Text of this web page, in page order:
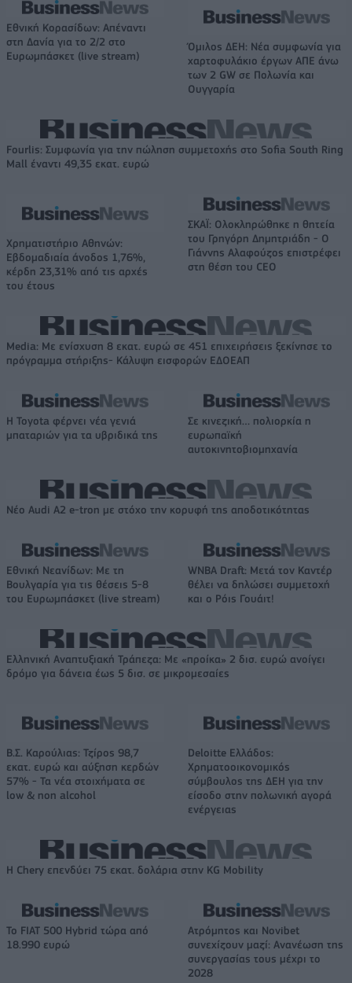
Εθνική Κορασίδων: Απέναντι
στη Δανία για το 2/2 στο
Ευρωμπάσκετ (live stream)
Όμιλος ΔΕΗ: Νέα συμφωνία για
χαρτοφυλάκιο έργων ΑΠΕ άνω
των 2 GW σε Πολωνία και
Ουγγαρία
Fourlis: Συμφωνία για την πώληση συμμετοχής στο Sofia South Ring
Mall έναντι 49,35 εκατ. ευρώ
Χρηματιστήριο Αθηνών:
Εβδομαδιαία άνοδος 1,76%,
κέρδη 23,31% από τις αρχές
του έτους
ΣΚΑΪ: Ολοκληρώθηκε η θητεία
του Γρηγόρη Δημητριάδη - Ο
Γιάννης Αλαφούζος επιστρέφει
στη θέση του CEO
Media: Με ενίσχυση 8 εκατ. ευρώ σε 451 επιχειρήσεις ξεκίνησε το
πρόγραμμα στήριξης- Κάλυψη εισφορών ΕΔΟΕΑΠ
Η Toyota φέρνει νέα γενιά
μπαταριών για τα υβριδικά της
Σε κινεζική… πολιορκία η
ευρωπαϊκή
αυτοκινητοβιομηχανία
Νέο Audi A2 e-tron με στόχο την κορυφή της αποδοτικότητας
Εθνική Νεανίδων: Με τη
Βουλγαρία για τις θέσεις 5-8
του Ευρωμπάσκετ (live stream)
WNBA Draft: Μετά τον Καντέρ
θέλει να δηλώσει συμμετοχή
και ο Ρόις Γουάιτ!
Ελληνική Αναπτυξιακή Τράπεζα: Με «προίκα» 2 δισ. ευρώ ανοίγει
δρόμο για δάνεια έως 5 δισ. σε μικρομεσαίες
Β.Σ. Καρούλιας: Τζίρος 98,7
εκατ. ευρώ και αύξηση κερδών
57% - Τα νέα στοιχήματα σε
low & non alcohol
Deloitte Ελλάδος:
Χρηματοοικονομικός
σύμβουλος της ΔΕΗ για την
είσοδο στην πολωνική αγορά
ενέργειας
Η Chery επενδύει 75 εκατ. δολάρια στην KG Mobility
Το FIAT 500 Hybrid τώρα από
18.990 ευρώ
Ατρόμητος και Novibet
συνεχίζουν μαζί: Ανανέωση της
συνεργασίας τους μέχρι το
2028